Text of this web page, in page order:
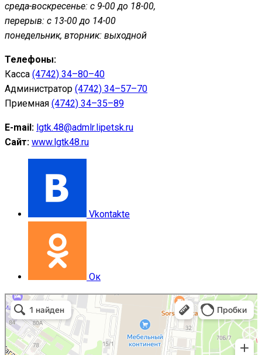
среда-воскресенье: с 9-00 до 18-00,
перерыв: с 13-00 до 14-00
понедельник, вторник: выходной
Телефоны:
Касса (4742) 34–80–40
Администратор (4742) 34–57–70
Приемная (4742) 34–35–89
E-mail: lgtk.48@admlr.lipetsk.ru
Сайт: www.lgtk48.ru
Vkontakte
Ок